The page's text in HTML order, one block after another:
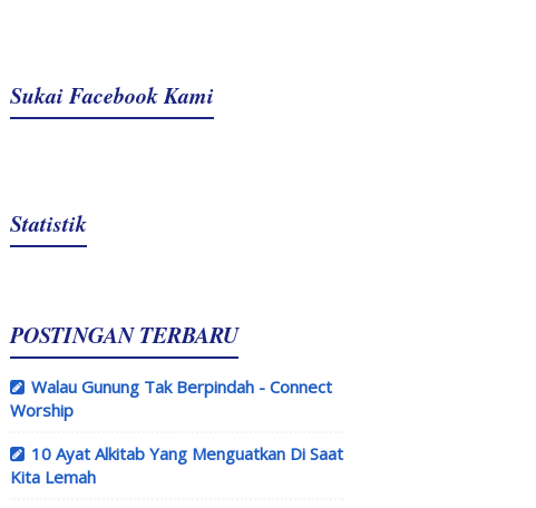
Sukai Facebook Kami
Statistik
POSTINGAN TERBARU
Walau Gunung Tak Berpindah - Connect
Worship
10 Ayat Alkitab Yang Menguatkan Di Saat
Kita Lemah